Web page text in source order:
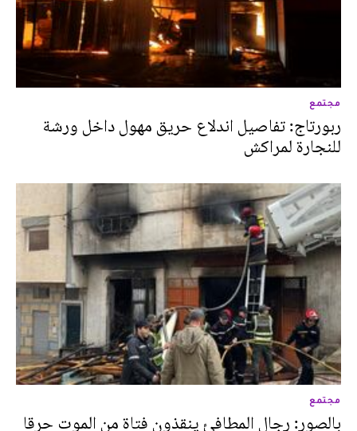
مجتمع
ربورتاج: تفاصيل اندلاع حريق مهول داخل ورشة
للنجارة لمراكش
مجتمع
بالصور: رجال المطافئ ينقذون فتاة من الموت حرقا